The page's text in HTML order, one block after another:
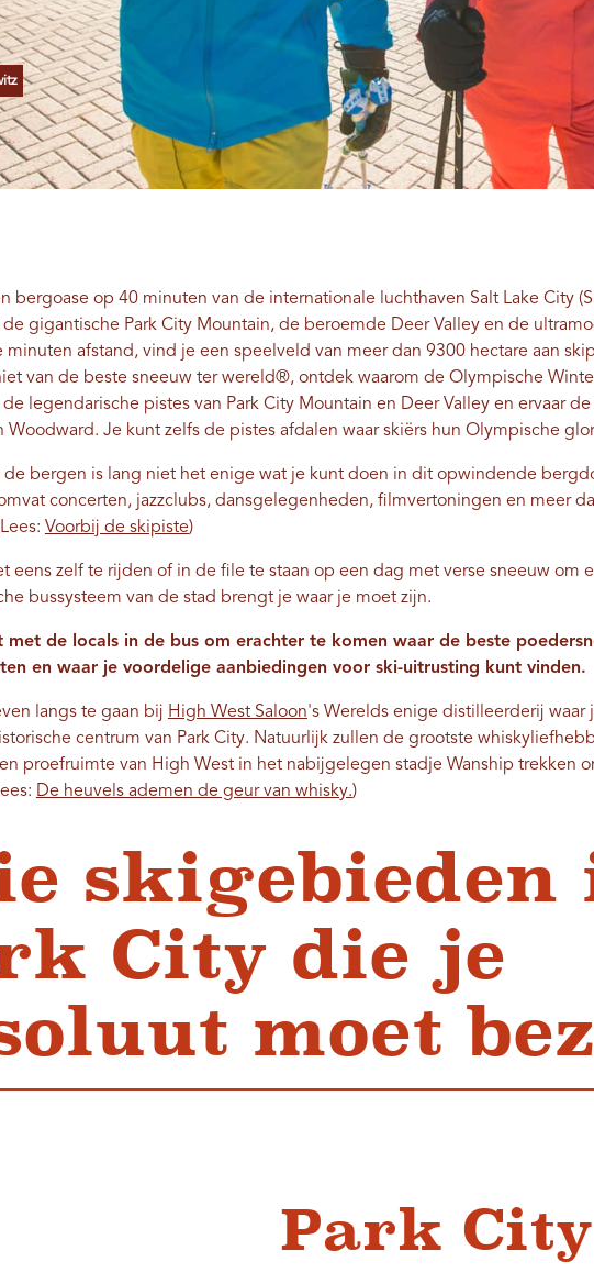
bergoase op 40 minuten van de internationale luchthaven Salt Lake City
gigantische Park City Mountain, de beroemde Deer Valley en de
minuten afstand, vind je een speelveld van meer dan 9300 hectare aan
van de beste sneeuw ter wereld®, ontdek waarom de Olympische
legendarische pistes van Park City Mountain en Deer Valley en ervaar
Woodward. Je kunt zelfs de pistes afdalen waar skiërs hun Olympische
de bergen is lang niet het enige wat je kunt doen in dit opwindende
concerten, jazzclubs, dansgelegenheden, filmvertoningen en meer
Voorbij de skipiste)
eens zelf te rijden of in de file te staan ​​op een dag met verse sneeuw om
bussysteem van de stad brengt je waar je moet zijn.
met de locals in de bus om erachter te komen waar de beste
en waar je voordelige aanbiedingen voor ski-uitrusting kunt vinden.
langs te gaan bij High West Saloon's Werelds enige distilleerderij waar
centrum van Park City. Natuurlijk zullen de grootste
proefruimte van High West in het nabijgelegen stadje Wanship trekken
De heuvels ademen de geur van whisky.)
skigebieden
City die je
moet
Park